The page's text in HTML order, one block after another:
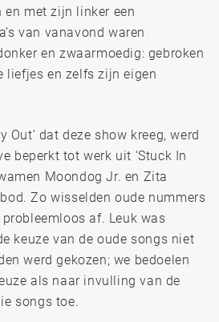
en met zijn linker een
van vanavond waren
en zwaarmoedig: gebroken
liefjes en zelfs zijn eigen
Out’ dat deze show kreeg, werd
beperkt tot werk uit ‘Stuck In
Moondog Jr. en Zita
Zo wisselden oude nummers
af. Leuk was
keuze van de oude songs niet
werd gekozen; we bedoelen
als naar invulling van de
songs toe.